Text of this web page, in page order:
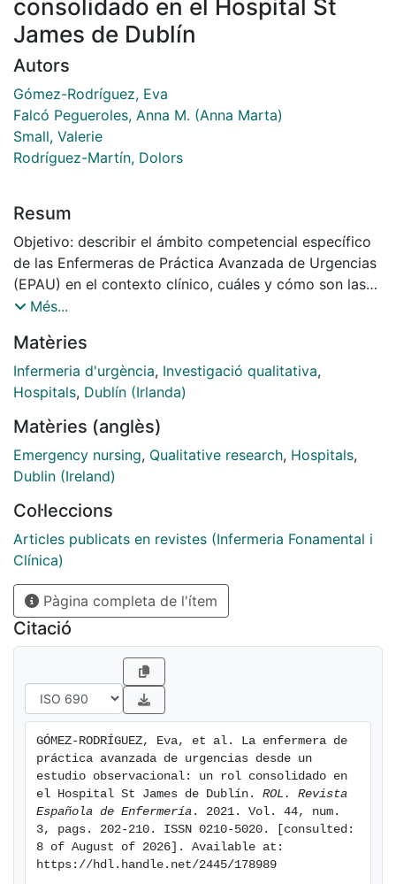
consolidado en el Hospital St
James de Dublín
Autors
Gómez-Rodríguez, Eva
Falcó Pegueroles, Anna M. (Anna Marta)
Small, Valerie
Rodríguez-Martín, Dolors
Resum
Objetivo: describir el ámbito competencial específico
de las Enfermeras de Práctica Avanzada de Urgencias
(EPAU) en el contexto clínico, cuáles y cómo son las
intervenciones de la EPAU, y cómo esta se integra en
estudio de carácter descriptivo, utilizando la
metodología cualitativa. Se realizó una observación
participante en el servicio de urgencias del Hospital St
El muestreo fue de tipo opinático por conveniencia. Se
utilizó el diario de campo para el registro de datos y
se realizó un análisis del contenido de tipo temático.
atienden a todo paciente con problemas de
extremidades no traumáticas o patología traumática,
excepto politraumáticos, traumatismos torácicos,
abdominales y los catalogados como nivel I de
urgencia según escala de triaje Manchester. La
asistencia era totalmente autónoma sin requerir la
necesidad de supervisión de ningún personal médico.
El resto de profesionales del servicio las valoraban
positivamente y mostraban respeto profesional y
confianza ante las EPAU. Los pacientes referían recibir
una atención asistencial de calidad y mostraban estar
satisfechos con la figura EPAU. Conclusiones: las
EPAU son competentes para desarrollar intervenciones
de forma autónoma al paciente con patología aguda
sin compromiso vital. Favorece tanto al personal
médico, disminuyendo la carga de trabajo por la alta
demanda que presentan, como al paciente, que aparte
Més...
Matèries
Infermeria d'urgència, Investigació qualitativa,
Hospitals, Dublín (Irlanda)
Matèries (anglès)
Emergency nursing, Qualitative research, Hospitals,
Dublin (Ireland)
Col·leccions
Articles publicats en revistes (Infermeria Fonamental i
Clínica)
Pàgina completa de l'ítem
Citació
GÓMEZ-RODRÍGUEZ, Eva, et al. La enfermera de
práctica avanzada de urgencias desde un
estudio observacional: un rol consolidado en
el Hospital St James de Dublín. ROL. Revista
Española de Enfermería . 2021. Vol. 44, num.
3, pags. 202-210. ISSN 0210-5020. [consulted:
8 of August of 2026]. Available at:
https://hdl.handle.net/2445/178989